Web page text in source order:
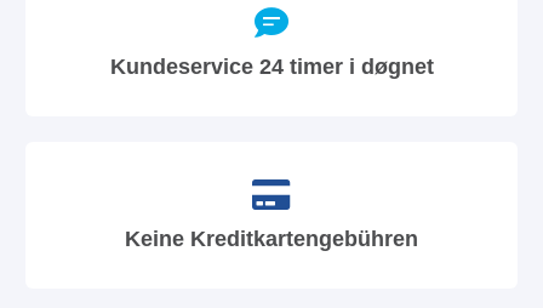
Kundeservice 24 timer i døgnet
Keine Kreditkartengebühren